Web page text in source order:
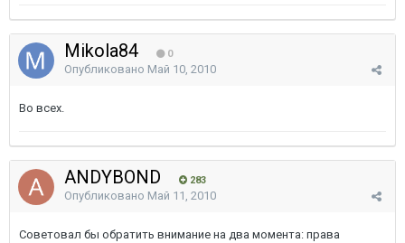
Mikola84 0
Опубликовано Май 10, 2010
Во всех.
ANDYBOND 283
Опубликовано Май 11, 2010
Советовал бы обратить внимание на два момента: права